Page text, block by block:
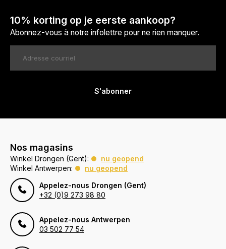
10% korting op je eerste aankoop?
Abonnez-vous à notre infolettre pour ne rien manquer.
S'abonner
Nos magasins
Winkel Drongen (Gent):
nu geopend
Winkel Antwerpen:
nu geopend
Appelez-nous Drongen (Gent)
+32 (0)9 273 98 80
Appelez-nous Antwerpen
03 502 77 54